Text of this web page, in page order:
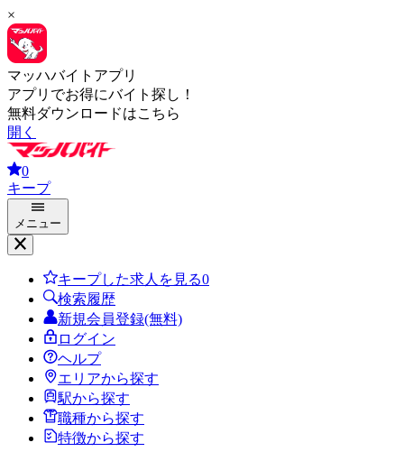
×
マッハバイトアプリ
アプリでお得にバイト探し！
無料ダウンロードはこちら
開く
0
キープ
メニュー
キープした求人を見る0
検索履歴
新規会員登録(無料)
ログイン
ヘルプ
エリアから探す
駅から探す
職種から探す
特徴から探す